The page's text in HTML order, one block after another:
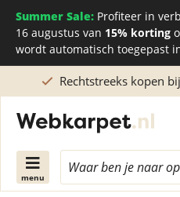
Summer Sale: Profiteer in
16 augustus van 15% korting
wordt automatisch toegepast
Rechtstreeks kopen
menu